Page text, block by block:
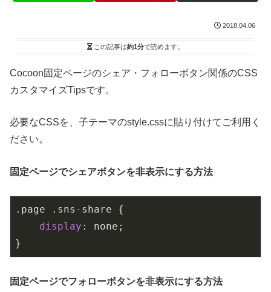
2018.04.06
この記事は約1分で読めます。
Cocoon固定ページのシェア・フォローボタン関係のCSS
カスタマイズTipsです。
必要なCSSを、子テーマのstyle.cssに貼り付けてご利用く
ださい。
固定ページでシェアボタンを非表示にする方法
.page .sns-share {
display : none;
}
固定ページでフォローボタンを非表示にする方法